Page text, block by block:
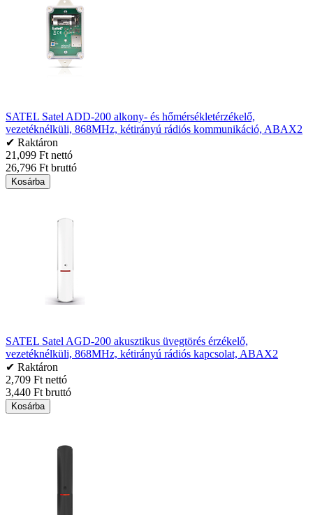
SATEL Satel ADD-200 alkony- és hőmérsékletérzékelő,
vezetéknélküli, 868MHz, kétirányú rádiós kommunikáció, ABAX2
✔ Raktáron
21,099 Ft nettó
26,796 Ft bruttó
Kosárba
SATEL Satel AGD-200 akusztikus üvegtörés érzékelő,
vezetéknélküli, 868MHz, kétirányú rádiós kapcsolat, ABAX2
✔ Raktáron
2,709 Ft nettó
3,440 Ft bruttó
Kosárba